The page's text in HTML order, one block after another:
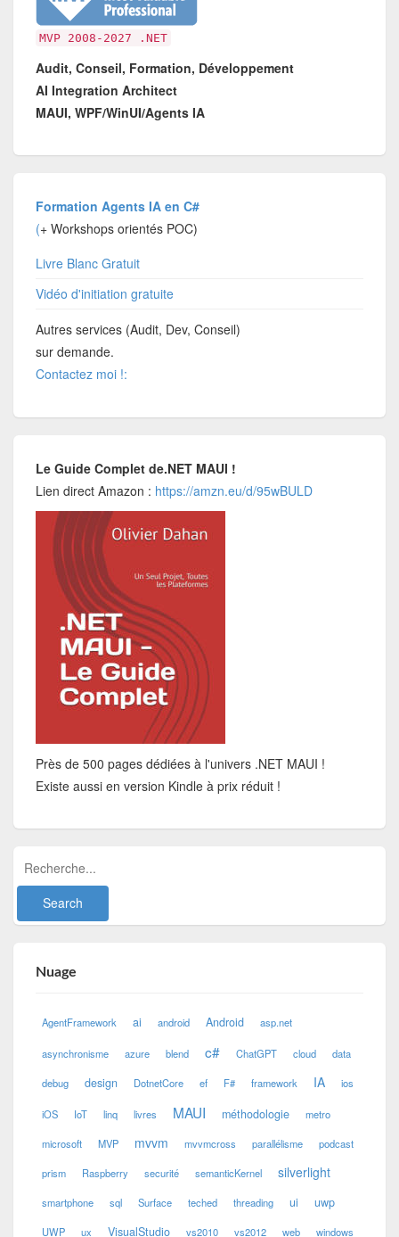
MVP 2008-2027 .NET
Audit, Conseil, Formation, Développement
AI Integration Architect
MAUI, WPF/WinUI/Agents IA
Formation Agents IA en C#
(+ Workshops orientés POC)
Livre Blanc Gratuit
Vidéo d'initiation gratuite
Autres services (Audit, Dev, Conseil)
sur demande.
Contactez moi !:
Le Guide Complet de.NET MAUI !
Lien direct Amazon : https://amzn.eu/d/95wBULD
Près de 500 pages dédiées à l'univers .NET MAUI !
Existe aussi en version Kindle à prix réduit !
Nuage
AgentFramework ai android Android asp.net
asynchronisme azure blend c# ChatGPT cloud data
debug design DotnetCore ef F# framework IA ios
iOS IoT linq livres MAUI méthodologie metro
microsoft MVP mvvm mvvmcross parallélisme podcast
prism Raspberry securité semanticKernel silverlight
smartphone sql Surface teched threading ui uwp
UWP ux VisualStudio vs2010 vs2012 web windows